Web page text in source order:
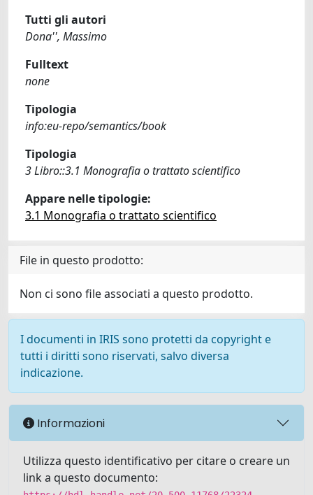
Tutti gli autori
Dona'', Massimo
Fulltext
none
Tipologia
info:eu-repo/semantics/book
Tipologia
3 Libro::3.1 Monografia o trattato scientifico
Appare nelle tipologie:
3.1 Monografia o trattato scientifico
File in questo prodotto:
Non ci sono file associati a questo prodotto.
I documenti in IRIS sono protetti da copyright e
tutti i diritti sono riservati, salvo diversa
indicazione.
Informazioni
Utilizza questo identificativo per citare o creare un
link a questo documento: